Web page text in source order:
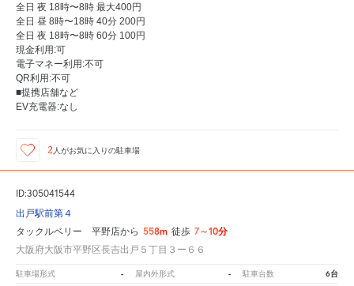
全日 夜 18時〜8時 最大400円
全日 昼 8時〜18時 40分 200円
全日 夜 18時〜8時 60分 100円
現金利用:可
電子マネー利用:不可
QR利用:不可
■提携店舗など
EV充電器:なし
2 人がお気に入りの駐車場
ID:305041544
出戸駅前第４
タックルベリー 平野店から 558m 徒歩 7～10分
大阪府大阪市平野区長吉出戸５丁目３ー６６
駐車場形式 - 屋内外形式 - 駐車台数 6台